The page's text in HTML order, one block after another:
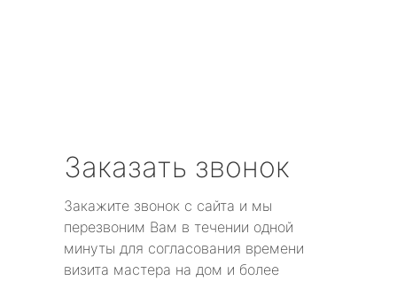
Заказать звонок
Закажите звонок с сайта и мы
перезвоним Вам в течении одной
минуты для согласования времени
визита мастера на дом и более